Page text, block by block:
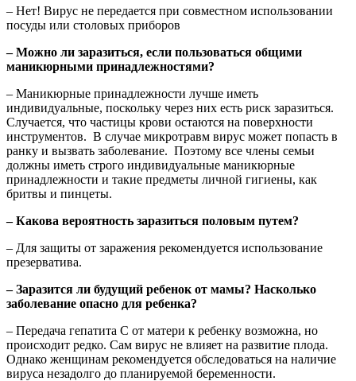
– Нет! Вирус не передается при совместном использовании
посуды или столовых приборов
– Можно ли заразиться, если пользоваться общими
маникюрными принадлежностями?
– Маникюрные принадлежности лучше иметь
индивидуальные, поскольку через них есть риск заразиться.
Случается, что частицы крови остаются на поверхности
инструментов. В случае микротравм вирус может попасть в
ранку и вызвать заболевание. Поэтому все члены семьи
должны иметь строго индивидуальные маникюрные
принадлежности и такие предметы личной гигиены, как
бритвы и пинцеты.
– Какова вероятность заразиться половым путем?
– Для защиты от заражения рекомендуется использование
презерватива.
– Заразится ли будущий ребенок от мамы? Насколько
заболевание опасно для ребенка?
– Передача гепатита С от матери к ребенку возможна, но
происходит редко. Сам вирус не влияет на развитие плода.
Однако женщинам рекомендуется обследоваться на наличие
вируса незадолго до планируемой беременности.